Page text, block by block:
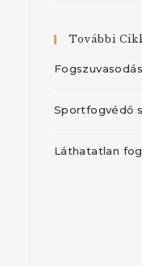
További
Fogszuvasodás
Sportfogvédő
Láthatatlan